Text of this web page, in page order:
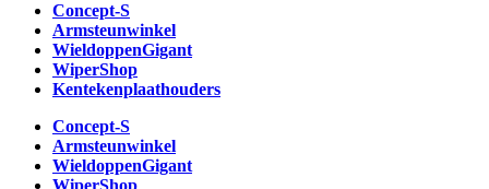
Concept-S
Armsteunwinkel
WieldoppenGigant
WiperShop
Kentekenplaathouders
Concept-S
Armsteunwinkel
WieldoppenGigant
WiperShop